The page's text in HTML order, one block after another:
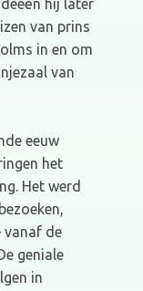
hij later
van prins
in en om
van
eeuw
het
Het werd
vanaf de
geniale
in